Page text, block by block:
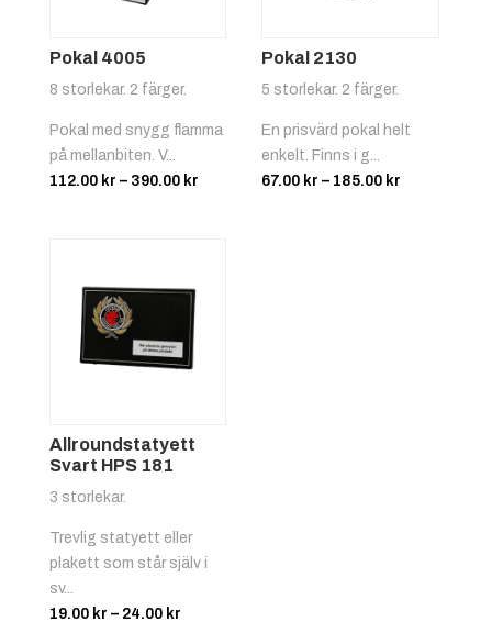
4.25 kr
Röd/vit
Svart/gul
Pokal 4005
8 storlekar. 2 färger.
Pokal med snygg flamma
på mellanbiten. V...
112.00 kr – 390.00 krPrisintervall:
Pokal 2130
5 storlekar. 2 färger.
En prisvärd pokal helt
enkelt. Finns i g...
67.00 kr – 185.00 kr
Allroundstatyett
Svart HPS 181
3 storlekar.
Trevlig statyett eller
plakett som står själv i
sv...
19.00 kr – 24.00 krPrisintervall: